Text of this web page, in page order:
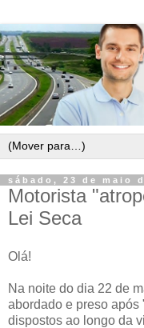
sábado, 23 de maio
Motorista
Lei Seca
Olá!
Na noite do dia 22 de
abordado e preso
dispostos ao longo da